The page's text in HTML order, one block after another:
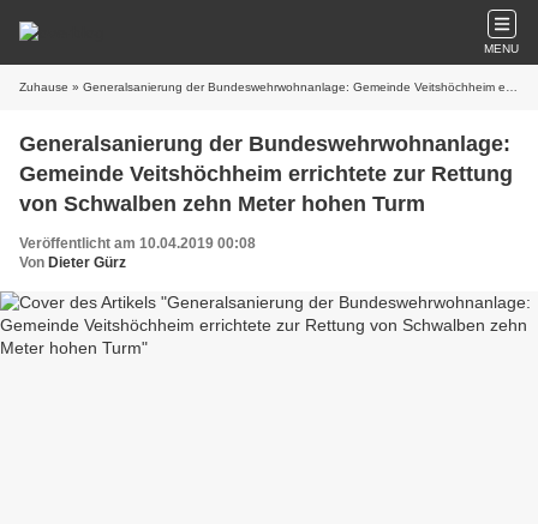
MENU
Zuhause » Generalsanierung der Bundeswehrwohnanlage: Gemeinde Veitshöchheim errichtete zur Rettung von Schwalben zehn Meter hohen Turm
Generalsanierung der Bundeswehrwohnanlage:
Gemeinde Veitshöchheim errichtete zur Rettung
von Schwalben zehn Meter hohen Turm
Veröffentlicht am 10.04.2019 00:08
Von Dieter Gürz